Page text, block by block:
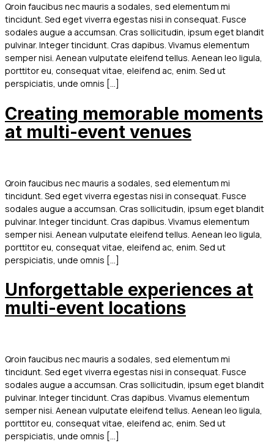
Qroin faucibus nec mauris a sodales, sed elementum mi
tincidunt. Sed eget viverra egestas nisi in consequat. Fusce
sodales augue a accumsan. Cras sollicitudin, ipsum eget blandit
pulvinar. Integer tincidunt. Cras dapibus. Vivamus elementum
semper nisi. Aenean vulputate eleifend tellus. Aenean leo ligula,
porttitor eu, consequat vitae, eleifend ac, enim. Sed ut
perspiciatis, unde omnis […]
Creating memorable moments
at multi-event venues
Qroin faucibus nec mauris a sodales, sed elementum mi
tincidunt. Sed eget viverra egestas nisi in consequat. Fusce
sodales augue a accumsan. Cras sollicitudin, ipsum eget blandit
pulvinar. Integer tincidunt. Cras dapibus. Vivamus elementum
semper nisi. Aenean vulputate eleifend tellus. Aenean leo ligula,
porttitor eu, consequat vitae, eleifend ac, enim. Sed ut
perspiciatis, unde omnis […]
Unforgettable experiences at
multi-event locations
Qroin faucibus nec mauris a sodales, sed elementum mi
tincidunt. Sed eget viverra egestas nisi in consequat. Fusce
sodales augue a accumsan. Cras sollicitudin, ipsum eget blandit
pulvinar. Integer tincidunt. Cras dapibus. Vivamus elementum
semper nisi. Aenean vulputate eleifend tellus. Aenean leo ligula,
porttitor eu, consequat vitae, eleifend ac, enim. Sed ut
perspiciatis, unde omnis […]